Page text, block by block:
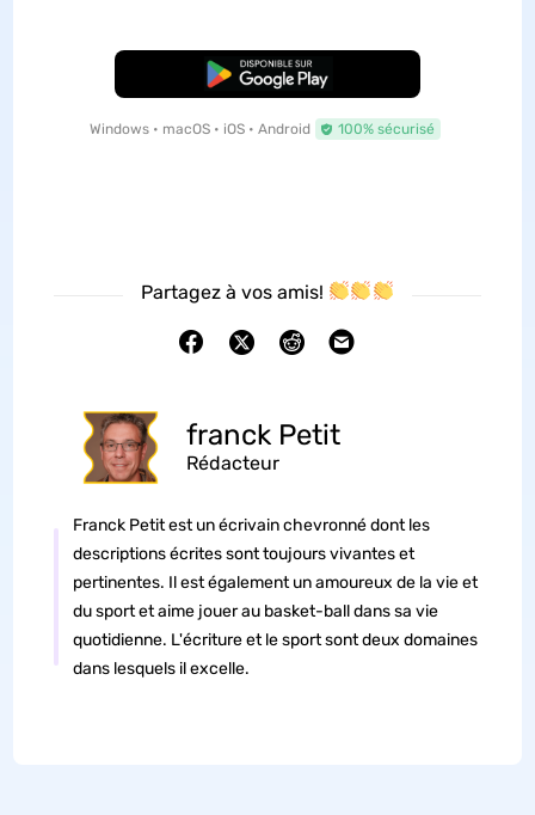
TÉLÉCHARGER
Windows • macOS • iOS • Android 100% sécurisé
Partagez à vos amis!
franck Petit
Rédacteur
Franck Petit est un écrivain chevronné dont les
descriptions écrites sont toujours vivantes et
pertinentes. Il est également un amoureux de la vie et
du sport et aime jouer au basket-ball dans sa vie
quotidienne. L'écriture et le sport sont deux domaines
dans lesquels il excelle.